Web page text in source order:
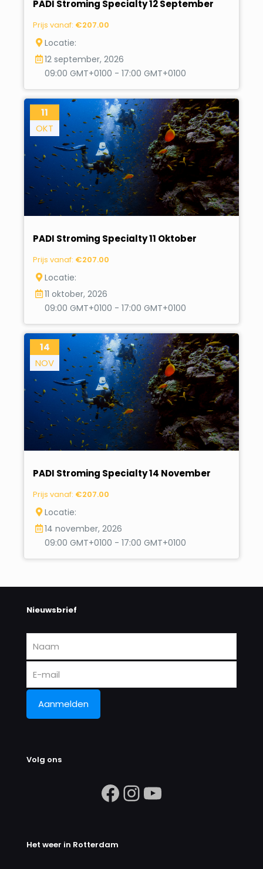
PADI Stroming Specialty 12 September
Prijs vanaf: €207.00
Locatie:
12 september, 2026
09:00 GMT+0100 - 17:00 GMT+0100
11
OKT
PADI Stroming Specialty 11 Oktober
Prijs vanaf: €207.00
Locatie:
11 oktober, 2026
09:00 GMT+0100 - 17:00 GMT+0100
14
NOV
PADI Stroming Specialty 14 November
Prijs vanaf: €207.00
Locatie:
14 november, 2026
09:00 GMT+0100 - 17:00 GMT+0100
Nieuwsbrief
Volg ons
https://www.facebook.com/
Instagram
https://
Het weer in Rotterdam